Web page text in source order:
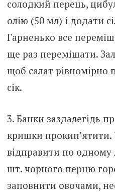
солодкий перець,
олію (50 мл) і додати
Гарненько все
ще раз перемішати.
щоб салат рівномірно
сік.
3. Банки заздалегідь
кришки
відправити по одному
шт. чорного перцю
заповнити овочами,